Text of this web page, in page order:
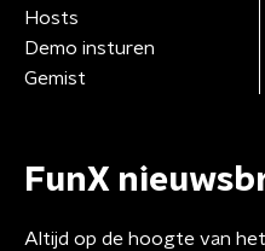
Hosts
Demo insturen
Gemist
FunX
Altijd op de hoogte van